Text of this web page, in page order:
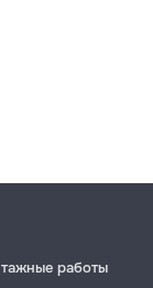
работы